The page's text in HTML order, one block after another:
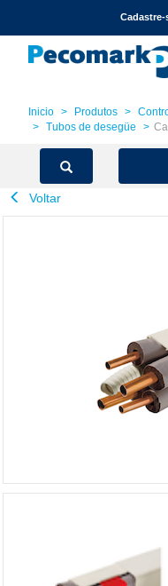
Cadastre-
Inicio Produtos
Tubos de desegüe
Voltar